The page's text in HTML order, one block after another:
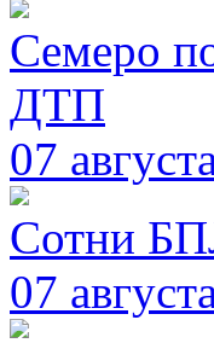
Семеро
ДТП
07
Сотни
07